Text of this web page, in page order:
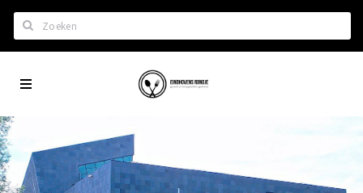
Home
Het laatste nieuws in Eindhoven
Lijstjes met Eindhoven tips
City